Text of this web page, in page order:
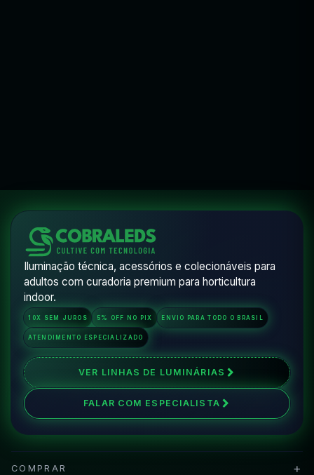
Iluminação técnica, acessórios e colecionáveis para
adultos com curadoria premium para horticultura
indoor.
10X SEM JUROS 5% OFF NO PIX ENVIO PARA TODO O BRASIL
ATENDIMENTO ESPECIALIZADO
VER LINHAS DE LUMINÁRIAS
FALAR COM ESPECIALISTA
COMPRAR +